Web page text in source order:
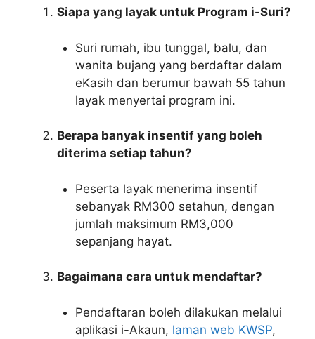
Siapa yang layak untuk Program i-Suri?
Suri rumah, ibu tunggal, balu, dan
wanita bujang yang berdaftar dalam
eKasih dan berumur bawah 55 tahun
layak menyertai program ini.
Berapa banyak insentif yang boleh
diterima setiap tahun?
Peserta layak menerima insentif
sebanyak RM300 setahun, dengan
jumlah maksimum RM3,000
sepanjang hayat.
Bagaimana cara untuk mendaftar?
Pendaftaran boleh dilakukan melalui
aplikasi i-Akaun, laman web KWSP,